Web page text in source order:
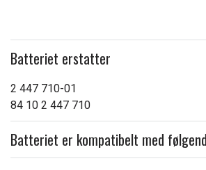
Batteriet erstatter
2 447 710-01
84 10 2 447 710
Batteriet er kompatibelt med